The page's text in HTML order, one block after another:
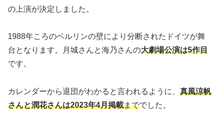
の上演が決定しました。
1988年ころのベルリンの壁により分断されたドイツが舞
台となります。月城さんと海乃さんの大劇場公演は5作目
です。
カレンダーから退団がわかると言われるように、 真風涼帆
さんと潤花さんは2023年4月掲載まででした。